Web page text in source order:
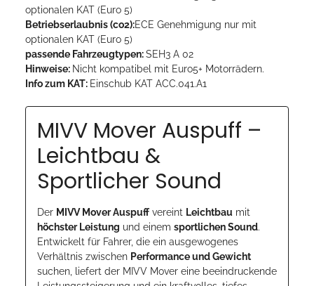
optionalen KAT (Euro 5)
Betriebserlaubnis (co2):ECE Genehmigung nur mit
optionalen KAT (Euro 5)
passende Fahrzeugtypen:SEH3 A 02
Hinweise: Nicht kompatibel mit Euro5+ Motorrädern.
Info zum KAT: Einschub KAT ACC.041.A1
MIVV Mover Auspuff –
Leichtbau &
Sportlicher Sound
Der MIVV Mover Auspuff vereint Leichtbau mit
höchster Leistung und einem sportlichen Sound.
Entwickelt für Fahrer, die ein ausgewogenes
Verhältnis zwischen Performance und Gewicht
suchen, liefert der MIVV Mover eine beeindruckende